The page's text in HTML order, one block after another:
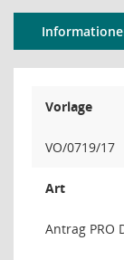
Vorlage
VO/0719/17
Art
Antrag PRO